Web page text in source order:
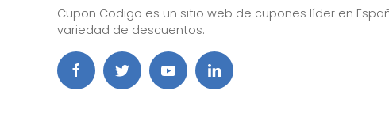
Cupon Codigo es un sitio web de cupones líder en
variedad de descuentos.